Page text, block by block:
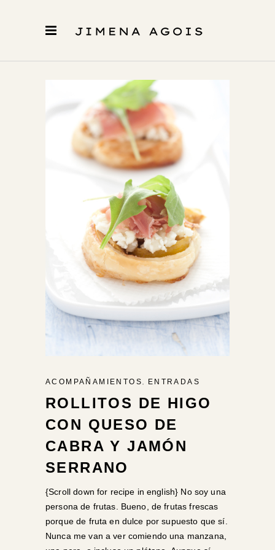
ACOMPAÑAMIENTOS ENTRADAS
ROLLITOS DE HIGO
CON QUESO DE
CABRA Y JAMÓN
SERRANO
{Scroll down for recipe in english} No soy una
persona de frutas. Bueno, de frutas frescas
porque de fruta en dulce por supuesto que sí.
Nunca me van a ver comiendo una manzana,